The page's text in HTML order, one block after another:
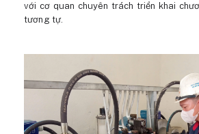
với cơ quan chuyên trách triển khai
tương tự.